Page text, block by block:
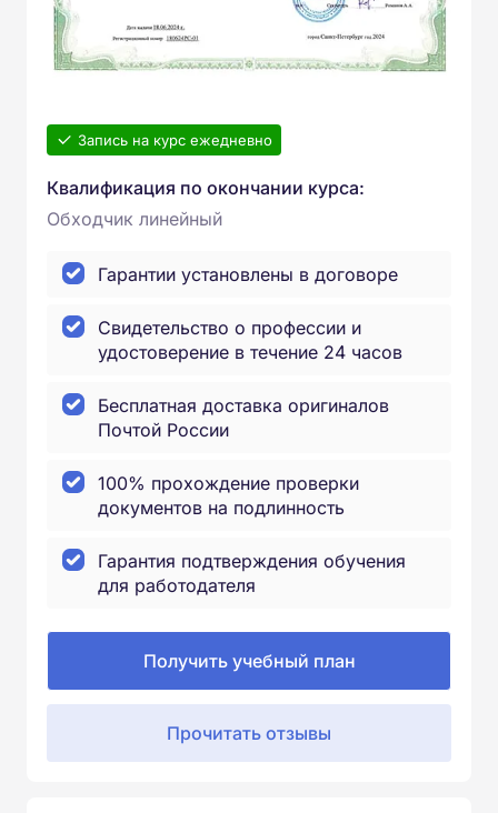
Запись на курс ежедневно
Квалификация по окончании курса:
Обходчик линейный
Гарантии установлены в договоре
Свидетельство о профессии и
удостоверение в течение 24 часов
Бесплатная доставка оригиналов
Почтой России
100% прохождение проверки
документов на подлинность
Гарантия подтверждения обучения
для работодателя
Получить учебный план
Прочитать отзывы